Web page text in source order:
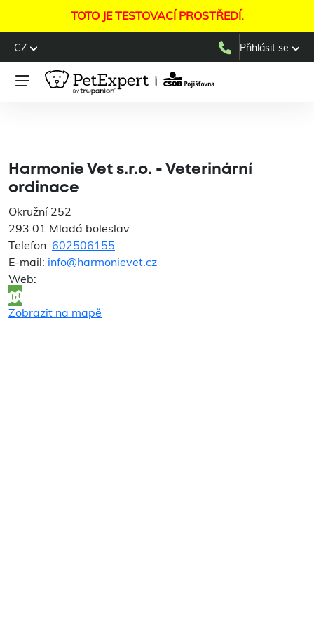
TOTO JE TESTOVACÍ PROSTŘEDÍ.
CZ Přihlásit se
Harmonie Vet s.r.o. - Veterinární
ordinace
Okružní 252
293 01 Mladá boleslav
Telefon: 602506155
E-mail: info@harmonievet.cz
Web:
Zobrazit na mapě